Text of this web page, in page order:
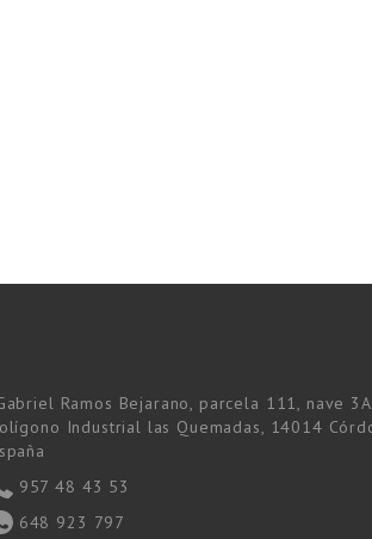
Ramos Bejarano, parcela 111, nave
Industrial las Quemadas, 14014
957 48 43 53
648 923 797